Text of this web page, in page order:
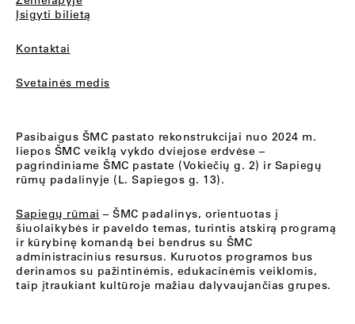
Įsigyti bilietą
Kontaktai
Svetainės medis
Pasibaigus ŠMC pastato rekonstrukcijai nuo 2024 m.
liepos ŠMC veiklą vykdo dviejose erdvėse –
pagrindiniame ŠMC pastate (Vokiečių g. 2) ir Sapiegų
rūmų padalinyje (L. Sapiegos g. 13).
Sapiegų rūmai – ŠMC padalinys, orientuotas į
šiuolaikybės ir paveldo temas, turintis atskirą programą
ir kūrybinę komandą bei bendrus su ŠMC
administracinius resursus. Kuruotos programos bus
derinamos su pažintinėmis, edukacinėmis veiklomis,
taip įtraukiant kultūroje mažiau dalyvaujančias grupes.